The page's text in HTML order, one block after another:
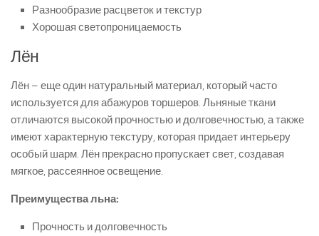
Разнообразие расцветок и текстур
Хорошая светопроницаемость
Лён
Лён – еще один натуральный материал, который часто
используется для абажуров торшеров. Льняные ткани
отличаются высокой прочностью и долговечностью, а также
имеют характерную текстуру, которая придает интерьеру
особый шарм. Лён прекрасно пропускает свет, создавая
мягкое, рассеянное освещение.
Преимущества льна:
Прочность и долговечность